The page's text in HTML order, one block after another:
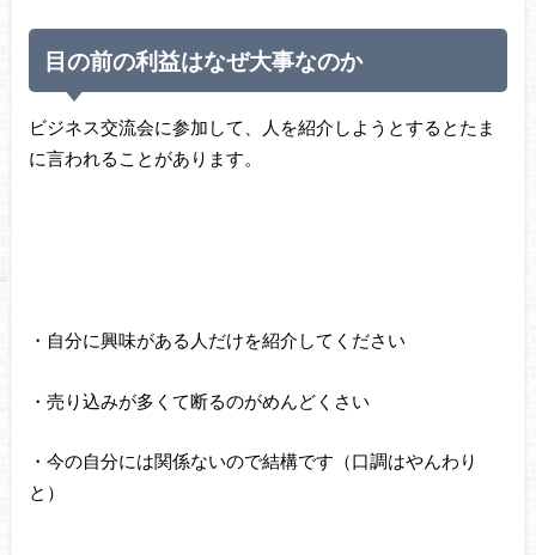
目の前の利益はなぜ大事なのか
ビジネス交流会に参加して、人を紹介しようとするとたま
に言われることがあります。
・自分に興味がある人だけを紹介してください
・売り込みが多くて断るのがめんどくさい
・今の自分には関係ないので結構です（口調はやんわり
と）